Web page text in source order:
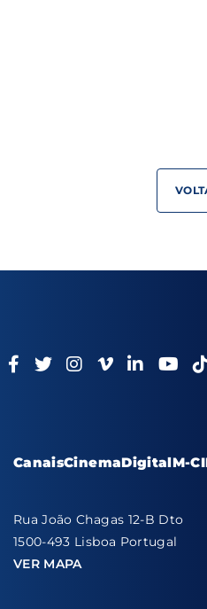
CanaisCinemaDigitalM-
Rua João Chagas 12-B Dto
1500-493 Lisboa Portugal
VER MAPA